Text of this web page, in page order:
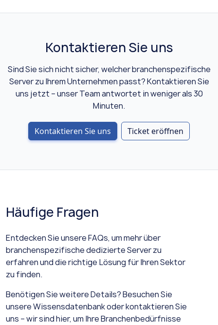
Kontaktieren Sie uns
Sind Sie sich nicht sicher, welcher branchenspezifische
Server zu Ihrem Unternehmen passt? Kontaktieren Sie
uns jetzt – unser Team antwortet in weniger als 30
Minuten.
Kontaktieren Sie uns Ticket eröffnen
Häufige Fragen
Entdecken Sie unsere FAQs, um mehr über
branchenspezifische dedizierte Server zu
erfahren und die richtige Lösung für Ihren Sektor
zu finden.
Benötigen Sie weitere Details? Besuchen Sie
unsere Wissensdatenbank oder kontaktieren Sie
uns – wir sind hier, um Ihre Branchenbedürfnisse